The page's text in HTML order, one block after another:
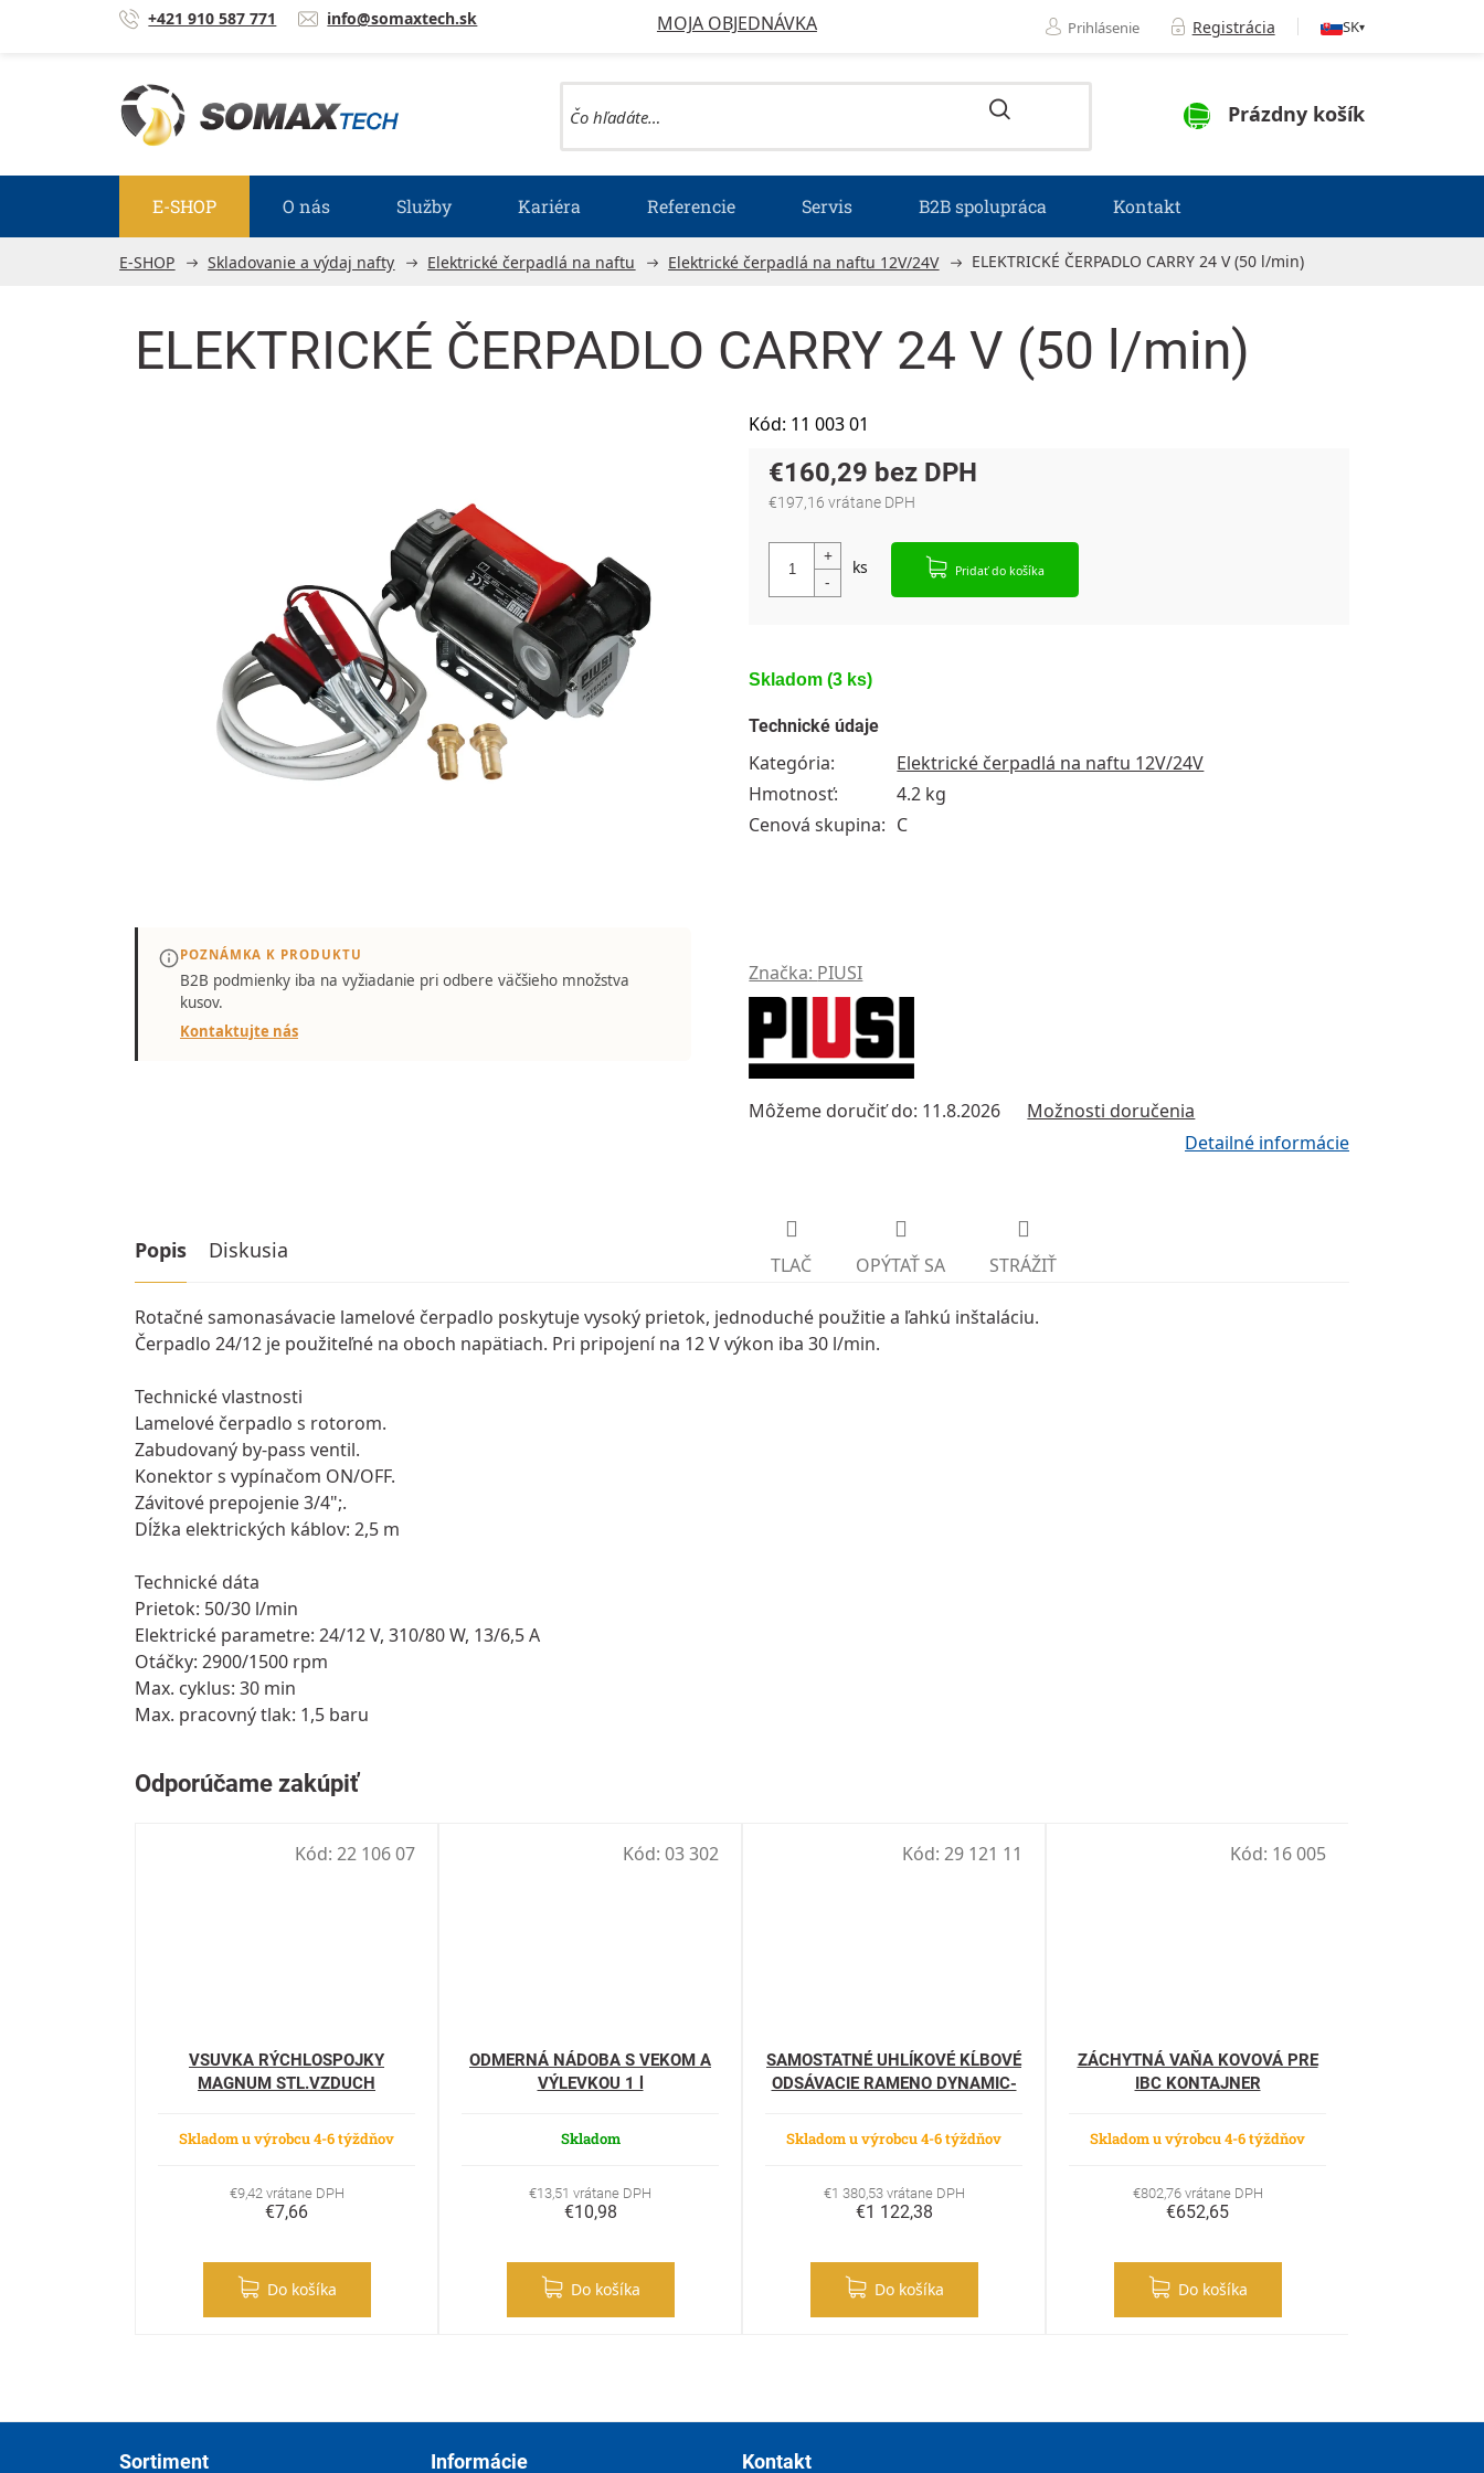
Prejsť na obsah +421 910 587 771 info@somaxtech.sk MOJA OBJEDNÁVKA Prihlásenie Registrácia SK▾
NÁKUPNÝ KOŠÍK
Prázdny košík
E-SHOP O nás Služby Kariéra Referencie Servis B2B spolupráca Kontakt
E-SHOP Skladovanie a výdaj nafty Elektrické čerpadlá na naftu Elektrické čerpadlá na naftu 12V/24V ELEKTRICKÉ ČERPADLO CARRY 24 V (50 l/min)
ELEKTRICKÉ ČERPADLO CARRY 24 V (50 l/min)
POZNÁMKA K PRODUKTU
B2B podmienky iba na vyžiadanie pri odbere väčšieho množstva
kusov.
Kontaktujte nás
Skladom(3 ks)
Značka: PIUSI
Môžeme doručiť do: 11.8.2026 Možnosti doručenia
€160,29
€197,16 vrátane DPH
Pridať do košíka
Detailné informácie
TLAČ OPÝTAŤ SA STRÁŽIŤ
Kód: 11 003 01
Technické údaje
Kategória:
Elektrické čerpadlá na naftu 12V/24V
Hmotnosť:
4.2 kg
Cenová skupina: C
Popis Diskusia
Rotačné samonasávacie lamelové čerpadlo poskytuje vysoký prietok, jednoduché použitie a ľahkú inštaláciu.
Čerpadlo 24/12 je použiteľné na oboch napätiach. Pri pripojení na 12 V výkon iba 30 l/min.
Technické vlastnosti
Lamelové čerpadlo s rotorom.
Zabudovaný by-pass ventil.
Konektor s vypínačom ON/OFF.
Závitové prepojenie 3/4";.
Dĺžka elektrických káblov: 2,5 m
Technické dáta
Prietok: 50/30 l/min
Elektrické parametre: 24/12 V, 310/80 W, 13/6,5 A
Otáčky: 2900/1500 rpm
Max. cyklus: 30 min
Max. pracovný tlak: 1,5 baru
VSUVKA RÝCHLOSPOJKY
MAGNUM STL.VZDUCH
Skladom u výrobcu 4-6 týždňov
€9,42 vrátane DPH
€7,66
Do košíka
Kód: 22 106 07
ODMERNÁ NÁDOBA S VEKOM A
VÝLEVKOU 1 l
Skladom
€13,51 vrátane DPH
€10,98
Do košíka
Kód: 03 302
SAMOSTATNÉ UHLÍKOVÉ KĹBOVÉ
ODSÁVACIE RAMENO DYNAMIC-
Skladom u výrobcu 4-6 týždňov
€1 380,53 vrátane DPH
€1 122,38
Do košíka
Kód: 29 121 11
ZÁCHYTNÁ VAŇA KOVOVÁ PRE
IBC KONTAJNER
Skladom u výrobcu 4-6 týždňov
€802,76 vrátane DPH
€652,65
Do košíka
Kód: 16 005
Sortiment Informácie Kontakt